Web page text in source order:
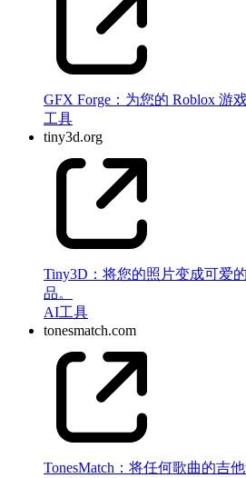
GFX Forge：为您的 Roblox 游
工具
tiny3d.org
Tiny3D：将您的照片变成可爱
品。
AI工具
tonesmatch.com
TonesMatch：将任何歌曲的吉